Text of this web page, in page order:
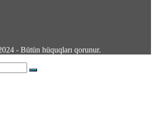
Fransa məhkəməsində
- Bütün hüquqları qorunur.